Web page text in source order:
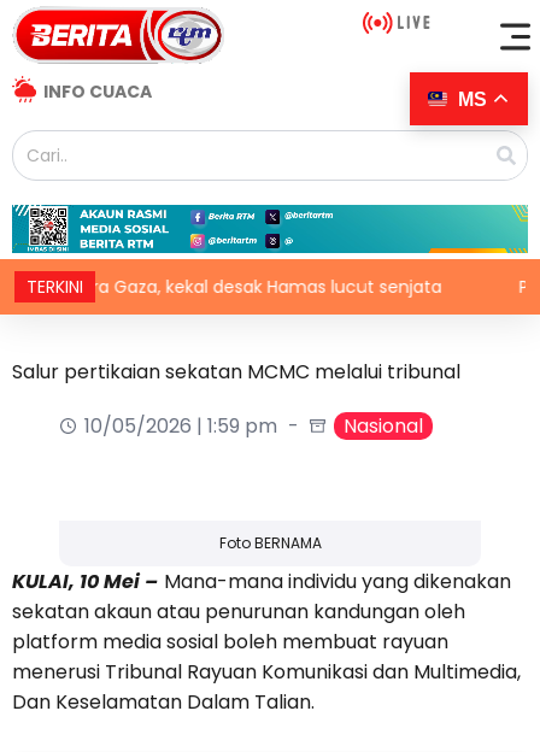
INFO CUACA
TERKINIGaza, kekal desak Hamas lucut senjata
Salur pertikaian sekatan MCMC melalui tribunal
10/05/2026 | 1:59 pm
Nasional
Foto BERNAMA
KULAI, 10 Mei – Mana-mana individu yang dikenakan
sekatan akaun atau penurunan kandungan oleh
platform media sosial boleh membuat rayuan
menerusi Tribunal Rayuan Komunikasi dan Multimedia,
Dan Keselamatan Dalam Talian.
MS